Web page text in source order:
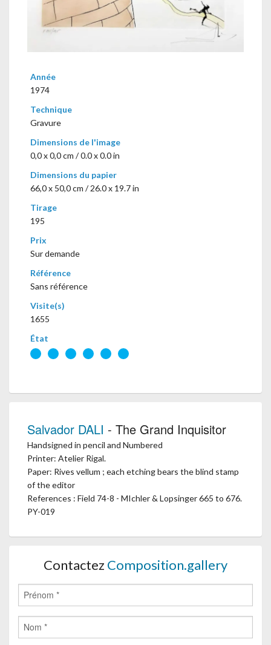
Année
1974
Technique
Gravure
Dimensions de l'image
0,0 x 0,0 cm / 0.0 x 0.0 in
Dimensions du papier
66,0 x 50,0 cm / 26.0 x 19.7 in
Tirage
195
Prix
Sur demande
Référence
Sans référence
Visite(s)
1655
État
Salvador DALI - The Grand Inquisitor
Handsigned in pencil and Numbered
Printer: Atelier Rigal.
Paper: Rives vellum ; each etching bears the blind stamp
of the editor
References : Field 74-8 - MIchler & Lopsinger 665 to 676.
PY-019
Contactez Composition.gallery